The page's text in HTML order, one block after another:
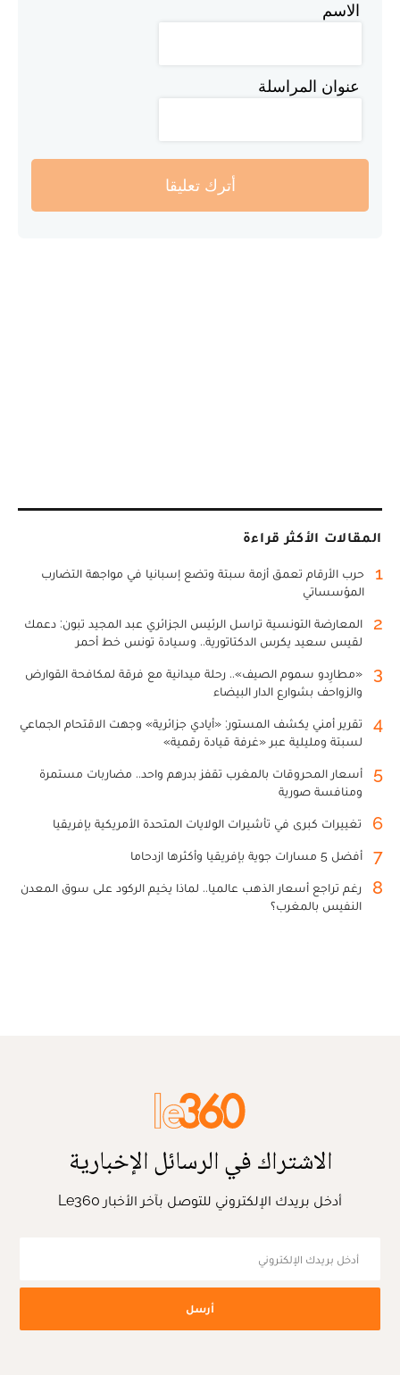
الاسم
عنوان المراسلة
أترك تعليقا
المقالات الأكثر قراءة
1
حرب الأرقام تعمق أزمة سبتة وتضع إسبانيا في مواجهة التضارب
المؤسساتي
2
المعارضة التونسية تراسل الرئيس الجزائري عبد المجيد تبون: دعمك
لقيس سعيد يكرس الدكتاتورية.. وسيادة تونس خط أحمر
3
«مطارِدو سموم الصيف».. رحلة ميدانية مع فرقة لمكافحة القوارض
والزواحف بشوارع الدار البيضاء
4
تقرير أمني يكشف المستور: «أيادي جزائرية» وجهت الاقتحام الجماعي
لسبتة ومليلية عبر «غرفة قيادة رقمية»
5
أسعار المحروقات بالمغرب تقفز بدرهم واحد.. مضاربات مستمرة
ومنافسة صورية
6 تغييرات كبرى في تأشيرات الولايات المتحدة الأمريكية بإفريقيا
7 أفضل 5 مسارات جوية بإفريقيا وأكثرها ازدحاما
8
رغم تراجع أسعار الذهب عالميا.. لماذا يخيم الركود على سوق المعدن
النفيس بالمغرب؟
الاشتراك في الرسائل الإخبارية
أدخل بريدك الإلكتروني للتوصل بآخر الأخبار Le360
أرسل